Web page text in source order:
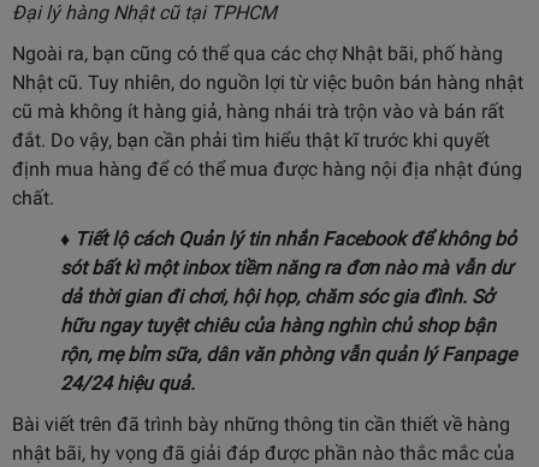
Đại lý hàng Nhật cũ tại TPHCM
Ngoài ra, bạn cũng có thể qua các chợ Nhật bãi, phố hàng
Nhật cũ. Tuy nhiên, do nguồn lợi từ việc buôn bán hàng nhật
cũ mà không ít hàng giả, hàng nhái trà trộn vào và bán rất
đắt. Do vậy, bạn cần phải tìm hiểu thật kĩ trước khi quyết
định mua hàng để có thể mua được hàng nội địa nhật đúng
chất.
♦ Tiết lộ cách Quản lý tin nhắn Facebookđể không bỏ
sót bất kì một inbox tiềm năng ra đơn nào mà vẫn dư
dả thời gian đi chơi, hội họp, chăm sóc gia đình. Sở
hữu ngay tuyệt chiêu của hàng nghìn chủ shop bận
rộn, mẹ bỉm sữa, dân văn phòng vẫn quản lý Fanpage
24/24 hiệu quả.
Bài viết trên đã trình bày những thông tin cần thiết về hàng
nhật bãi, hy vọng đã giải đáp được phần nào thắc mắc của